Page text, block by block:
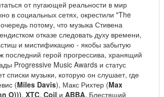
от пугающей реальности в мир
в социальных сетях, окрестили "The
потому, что музыка Стивена
отказе следовать духу времени,
и мистификацию - якобы забытую
последний герой прогрессива, хранящий
Progressive Music Awards и статус
музыки, которую он слушает, где
(Miles Davis), Макс Рихтер (Max
O))), XTC, Coil и ABBA. Блестящий